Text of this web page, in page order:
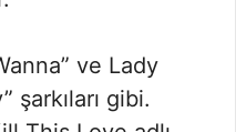
ve Lady
şarkıları gibi.